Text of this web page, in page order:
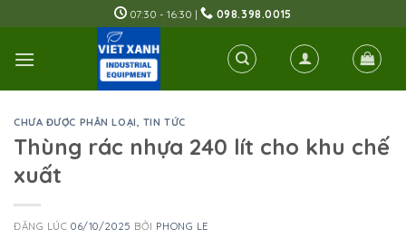
to
content
07:30 - 16:30 | 098.398.0015
CHƯA ĐƯỢC PHÂN LOẠI, TIN TỨC
Thùng rác nhựa 240 lít cho khu chế
xuất
ĐĂNG LÚC06/10/2025 BỞI PHONG LE